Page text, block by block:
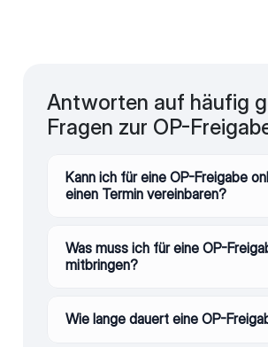
Antworten auf häufig
Fragen zur OP-
Kann ich für eine OP-Freigabe
einen Termin vereinbaren?
Was muss ich für eine OP-
mitbringen?
Wie lange dauert eine OP-